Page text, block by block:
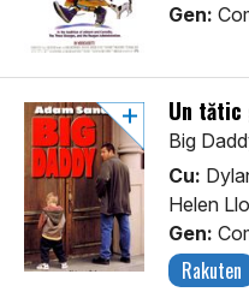
Gen:
Un tătic
Big
Cu:
Helen
Gen:
Rakuten